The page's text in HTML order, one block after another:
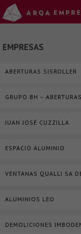
EMPRESAS
ABERTURAS SISROLLER
GRUPO BH –
JUAN JOSÉ CUZZILLA
ESPACIO ALUMINIO
VENTANAS QUALLI SA
ALUMINIOS LEO
DEMOLICIONES